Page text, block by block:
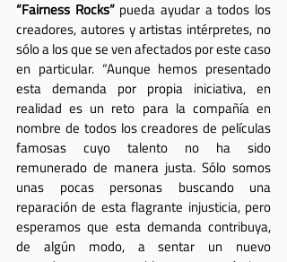
“Fairness Rocks” pueda ayudar a todos los
creadores, autores y artistas intérpretes, no
sólo a los que se ven afectados por este caso
en particular. “Aunque hemos presentado
esta demanda por propia iniciativa, en
realidad es un reto para la compañía en
nombre de todos los creadores de películas
famosas cuyo talento no ha sido
remunerado de manera justa. Sólo somos
unas pocas personas buscando una
reparación de esta flagrante injusticia, pero
esperamos que esta demanda contribuya,
de algún modo, a sentar un nuevo